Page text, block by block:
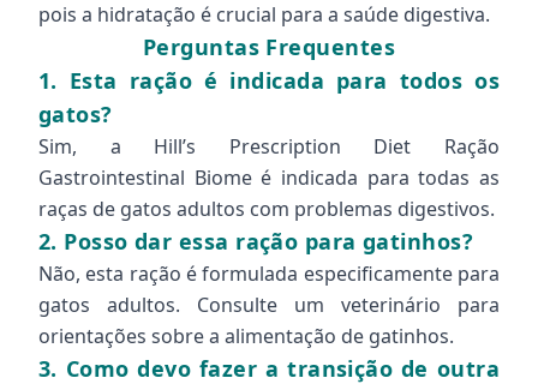
pois a hidratação é crucial para a saúde digestiva.
Perguntas Frequentes
1. Esta ração é indicada para todos os
gatos?
Sim, a Hill’s Prescription Diet Ração
Gastrointestinal Biome é indicada para todas as
raças de gatos adultos com problemas digestivos.
2. Posso dar essa ração para gatinhos?
Não, esta ração é formulada especificamente para
gatos adultos. Consulte um veterinário para
orientações sobre a alimentação de gatinhos.
3. Como devo fazer a transição de outra